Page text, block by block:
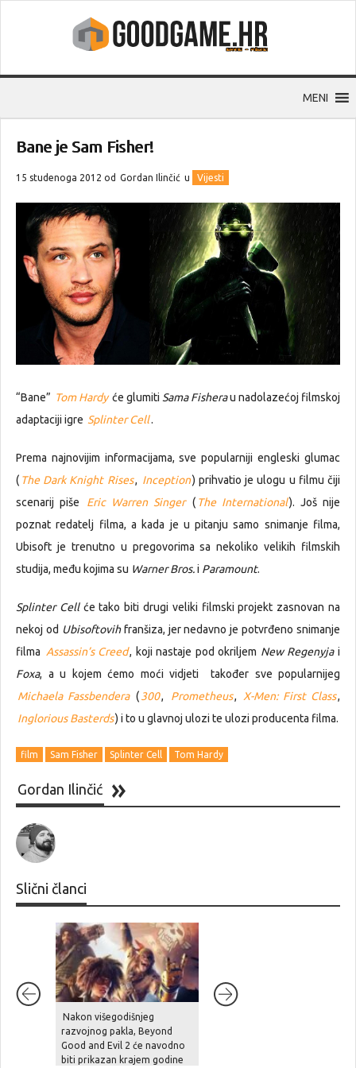
MENI
Bane je Sam Fisher!
15 studenoga 2012 od Gordan Ilinčić u Vijesti
“Bane” Tom Hardy će glumiti Sama Fisherau nadolazećoj filmskoj
adaptaciji igre Splinter Cell.
Prema najnovijim informacijama, sve popularniji engleski glumac
( The Dark Knight Rises, Inception) prihvatio je ulogu u filmu čiji
scenarij piše
Eric Warren Singer ( The International). Još nije
poznat redatelj filma, a kada je u pitanju samo snimanje filma,
Ubisoft je trenutno u pregovorima sa nekoliko velikih filmskih
studija, među kojima su Warner Bros.i Paramount.
Splinter Cellće tako biti drugi veliki filmski projekt zasnovan na
nekoj od Ubisoftovihfranšiza, jer nedavno je potvrđeno snimanje
filma Assassin’s Creed, koji nastaje pod okriljem New Regenyjai
Foxa, a u kojem ćemo moći vidjeti također sve popularnijeg
Michaela Fassbendera (300, Prometheus, X-Men: First Class,
Inglorious Basterds) i to u glavnoj ulozi te ulozi producenta filma.
film Sam Fisher Splinter Cell Tom Hardy
Gordan Ilinčić
Slični članci
Nakon višegodišnjeg
razvojnog pakla, Beyond
Good and Evil 2 će navodno
biti prikazan krajem godine